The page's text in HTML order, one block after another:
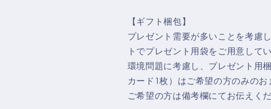
の
日
曜
日
後」】
日
曜
日
の
午
後」】
【ギフト梱包】
プレゼント需要が多いことを考慮
トでプレゼント用袋をご用意して
環境問題に考慮し、プレゼント用
カード1枚）はご希望の方のみのお
ご希望の方は備考欄にてお伝えく